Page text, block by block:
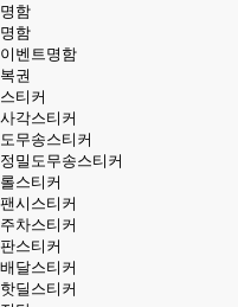
명함
명함
이벤트명함
복권
스티커
사각스티커
도무송스티커
정밀도무송스티커
롤스티커
팬시스티커
주차스티커
판스티커
배달스티커
핫딜스티커